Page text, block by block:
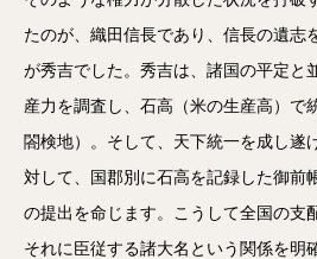
たのが、織田信長であり、信長の遺志
が秀吉でした。秀吉は、諸国の平定と
産力を調査し、石高（米の生産高）で
閤検地）。そして、天下統一を成し遂
対して、国郡別に石高を記録した御前
の提出を命じます。こうして全国の支
それに臣従する諸大名という関係を明